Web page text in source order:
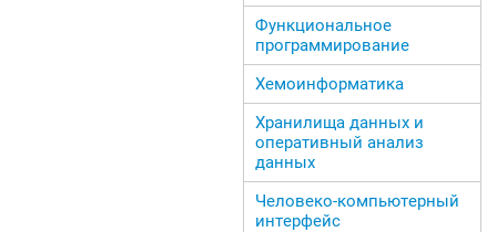
Функциональное
программирование
Хемоинформатика
Хранилища данных и
оперативный анализ
данных
Человеко-компьютерный
интерфейс